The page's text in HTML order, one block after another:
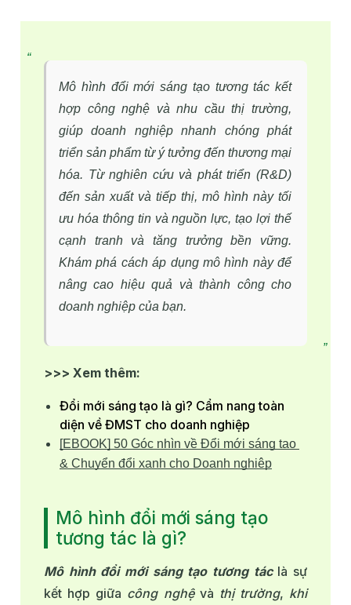
Mô hình đổi mới sáng tạo tương tác kết
hợp công nghệ và nhu cầu thị trường,
giúp doanh nghiệp nhanh chóng phát
triển sản phẩm từ ý tưởng đến thương mại
hóa. Từ nghiên cứu và phát triển (R&D)
đến sản xuất và tiếp thị, mô hình này tối
ưu hóa thông tin và nguồn lực, tạo lợi thế
cạnh tranh và tăng trưởng bền vững.
Khám phá cách áp dụng mô hình này để
nâng cao hiệu quả và thành công cho
doanh nghiệp của bạn.
>>> Xem thêm:
Đổi mới sáng tạo là gì? Cẩm nang toàn
diện về ĐMST cho doanh nghiệp
[EBOOK] 50 Góc nhìn về Đổi mới sáng tạo
& Chuyển đổi xanh cho Doanh nghiệp
Mô hình đổi mới sáng tạo
tương tác là gì?
Mô hình đổi mới sáng tạo tương táclà sự
kết hợp giữa công nghệvà thị trường, khi